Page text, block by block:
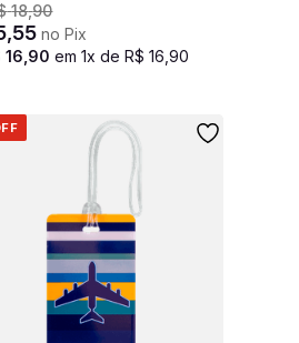
18,90
,55 no Pix
16 90 em1x deR$ 16 ,90